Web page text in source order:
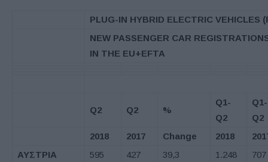
PLUG-IN HYBRID ELECTRIC VEHICLES
NEW PASSENGER CAR
IN THE EU+EFTA
Q2 Q2 %
Q1-
Q2
Q1-
Q2
2018
2017 Change 2018
ΑΥΣΤΡΙΑ
595 427 39,3 1.248
707